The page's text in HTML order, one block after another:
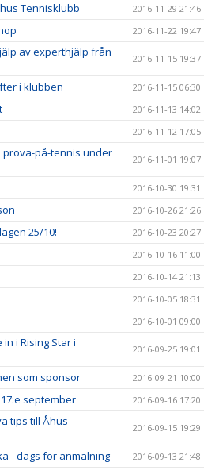
Tennisklubb 2016-11-29 21:46
2016-11-22 19:47
av experthjälp från
2016-11-15 19:37
i klubben 2016-11-15 06:30
2016-11-13 14:02
2016-11-12 17:05
prova-på-tennis under
2016-11-01 19:07
2016-10-30 19:31
2016-10-26 21:26
25/10! 2016-10-23 20:27
2016-10-16 11:00
2016-10-14 21:13
2016-10-05 18:31
2016-10-01 09:00
i Rising Star i
2016-09-25 19:01
som sponsor 2016-09-21 10:00
september 2016-09-16 17:20
tips till Åhus
2016-09-15 19:29
- dags för anmälning 2016-09-13 21:48